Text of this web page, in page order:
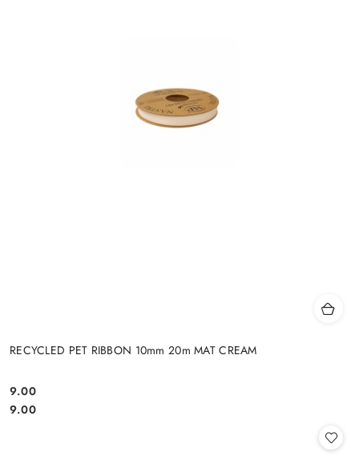
RECYCLED PET RIBBON 10mm 20m MAT CREAM
Cena:
9.00
Cena:
9.00